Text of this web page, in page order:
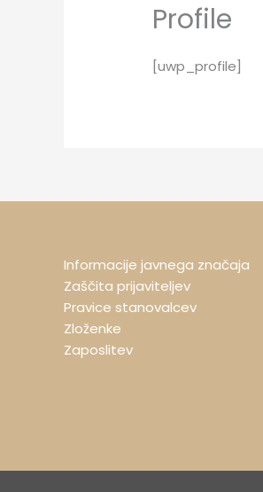
Profile
[uwp_profile]
Informacije javnega značaja
Zaščita prijaviteljev
Pravice stanovalcev
Zloženke
Zaposlitev